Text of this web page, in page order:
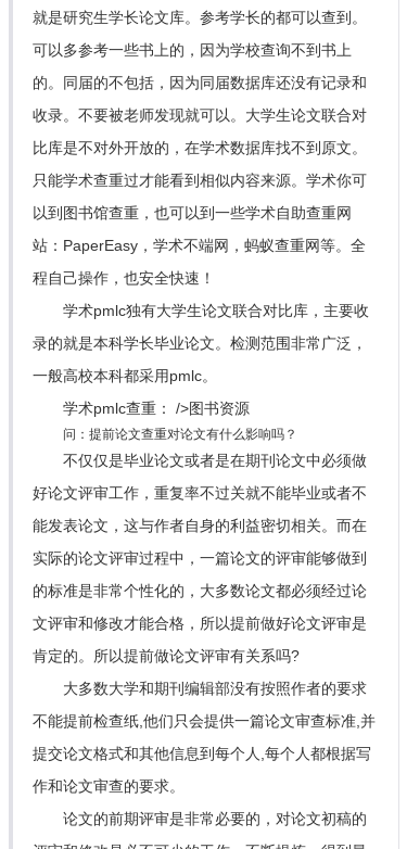
就是研究生学长论文库。参考学长的都可以查到。
可以多参考一些书上的，因为学校查询不到书上
的。同届的不包括，因为同届数据库还没有记录和
收录。不要被老师发现就可以。大学生论文联合对
比库是不对外开放的，在学术数据库找不到原文。
只能学术查重过才能看到相似内容来源。学术你可
以到图书馆查重，也可以到一些学术自助查重网
站：PaperEasy，学术不端网，蚂蚁查重网等。全
程自己操作，也安全快速！
学术pmlc独有大学生论文联合对比库，主要收
录的就是本科学长毕业论文。检测范围非常广泛，
一般高校本科都采用pmlc。
学术pmlc查重： />图书资源
问：提前论文查重对论文有什么影响吗？
不仅仅是毕业论文或者是在期刊论文中必须做
好论文评审工作，重复率不过关就不能毕业或者不
能发表论文，这与作者自身的利益密切相关。而在
实际的论文评审过程中，一篇论文的评审能够做到
的标准是非常个性化的，大多数论文都必须经过论
文评审和修改才能合格，所以提前做好论文评审是
肯定的。所以提前做论文评审有关系吗?
大多数大学和期刊编辑部没有按照作者的要求
不能提前检查纸,他们只会提供一篇论文审查标准,并
提交论文格式和其他信息到每个人,每个人都根据写
作和论文审查的要求。
论文的前期评审是非常必要的，对论文初稿的